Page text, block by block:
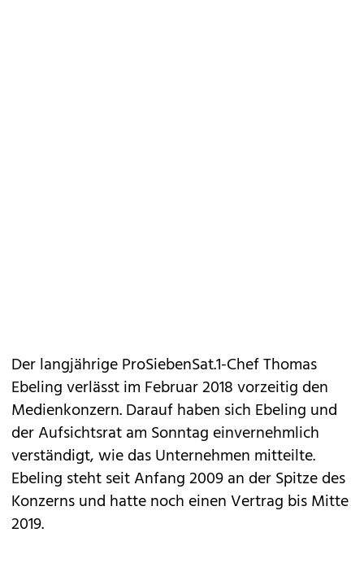
Der langjährige ProSiebenSat.1-Chef Thomas
Ebeling verlässt im Februar 2018 vorzeitig den
Medienkonzern. Darauf haben sich Ebeling und
der Aufsichtsrat am Sonntag einvernehmlich
verständigt, wie das Unternehmen mitteilte.
Ebeling steht seit Anfang 2009 an der Spitze des
Konzerns und hatte noch einen Vertrag bis Mitte
2019.